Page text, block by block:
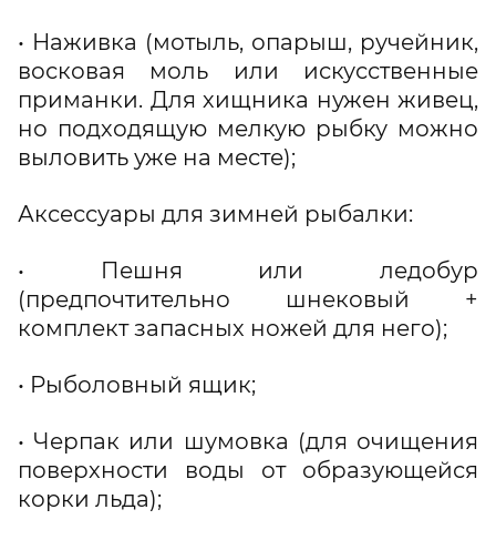
• Наживка (мотыль, опарыш, ручейник,
восковая моль или искусственные
приманки. Для хищника нужен живец,
но подходящую мелкую рыбку можно
выловить уже на месте);
Аксессуары для зимней рыбалки:
• Пешня или ледобур
(предпочтительно шнековый +
комплект запасных ножей для него);
• Рыболовный ящик;
• Черпак или шумовка (для очищения
поверхности воды от образующейся
корки льда);